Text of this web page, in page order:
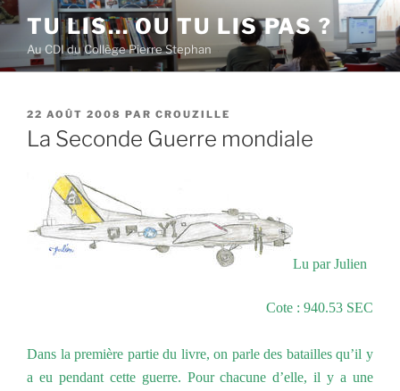
Aller
contenu
principal
TU LIS… OU TU LIS PAS ?
Au CDI du Collège Pierre Stephan
PUBLIÉ
LE
22 AOÛT 2008 PAR CROUZILLE
La Seconde Guerre mondiale
Lu par Julien
Cote : 940.53 SEC
Dans la première partie du livre, on parle des batailles qu’il y
a eu pendant cette guerre. Pour chacune d’elle, il y a une